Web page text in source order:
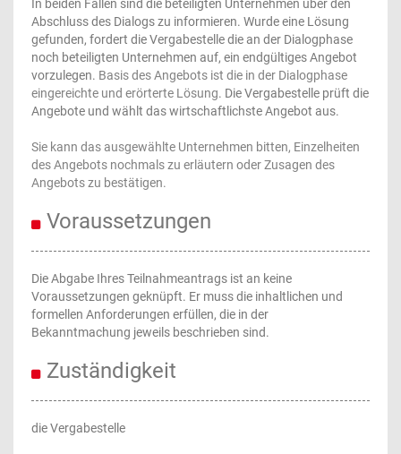
In beiden Fällen sind die beteiligten Unternehmen über den
Abschluss des Dialogs zu informieren. Wurde eine Lösung
gefunden, fordert die Vergabestelle die an der Dialogphase
noch beteiligten Unternehmen auf, ein endgültiges Angebot
vorzulegen. Basis des Angebots ist die in der Dialogphase
eingereichte und erörterte Lösung. Die Vergabestelle prüft die
Angebote und wählt das wirtschaftlichste Angebot aus.
Sie kann das ausgewählte Unternehmen bitten, Einzelheiten
des Angebots nochmals zu erläutern oder Zusagen des
Angebots zu bestätigen.
Voraussetzungen
Die Abgabe Ihres Teilnahmeantrags ist an keine
Voraussetzungen geknüpft. Er muss die inhaltlichen und
formellen Anforderungen erfüllen, die in der
Bekanntmachung jeweils beschrieben sind.
Zuständigkeit
die Vergabestelle